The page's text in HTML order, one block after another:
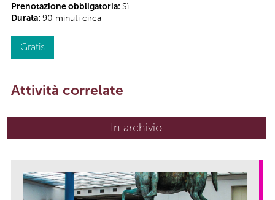
Prenotazione obbligatoria: Sì
Durata: 90 minuti circa
Gratis
Attività correlate
In archivio